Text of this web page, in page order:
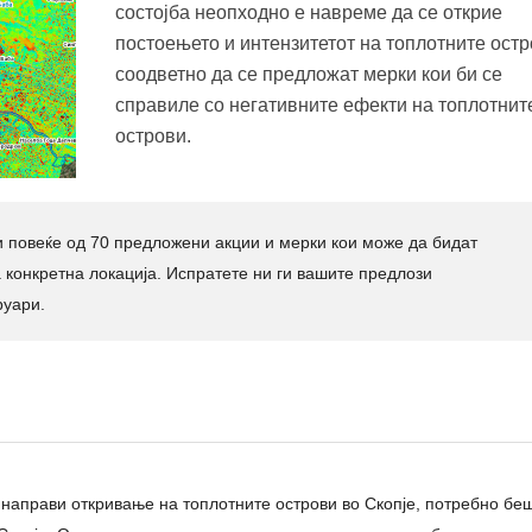
состојба неопходно е навреме да се открие
постоењето и интензитетот на топлотните
соодветно да се предложат мерки кои би се
справиле со негативните ефекти на
острови.
повеќе од 70 предложени акции и мерки кои може да бидат
локација. Испратете ни ги вашите предлози
откривање на топлотните острови во Скопје, потребно